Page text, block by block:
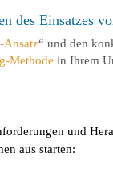
des Einsatzes
Ansatz“ und den
Methode in Ihrem
und
aus starten: